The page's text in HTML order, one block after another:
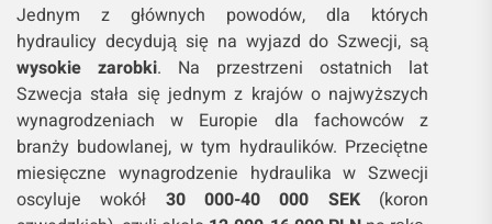
Jednym z głównych powodów, dla których
hydraulicy decydują się na wyjazd do Szwecji, są
wysokie zarobki. Na przestrzeni ostatnich lat
Szwecja stała się jednym z krajów o najwyższych
wynagrodzeniach w Europie dla fachowców z
branży budowlanej, w tym hydraulików. Przeciętne
miesięczne wynagrodzenie hydraulika w Szwecji
oscyluje wokół 30 000-40 000 SEK(koron